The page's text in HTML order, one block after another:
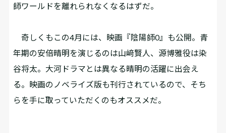
師ワールドを離れられなくなるはずだ。
奇しくもこの4月には、映画『陰陽師0』も公開。青
年期の安倍晴明を演じるのは山﨑賢人、源博雅役は染
谷将太。大河ドラマとは異なる晴明の活躍に出会え
る。映画のノベライズ版も刊行されているので、そち
らを手に取っていただくのもオススメだ。